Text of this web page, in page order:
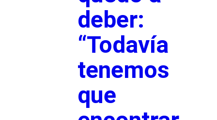
deber:
“Todavía
tenemos
que